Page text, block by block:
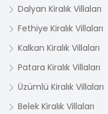
Dalyan Kiralık Villaları
Fethiye Kiralık Villaları
Kalkan Kiralık Villaları
Patara Kiralık Villaları
Üzümlü Kiralık Villaları
Belek Kiralık Villaları